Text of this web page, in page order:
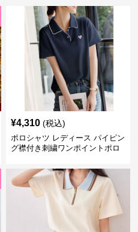
¥4,310 (税込)
ポロシャツ レディース パイピン
グ襟付き刺繍ワンポイントポロ